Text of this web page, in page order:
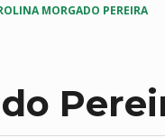
MORGADO PEREIRA